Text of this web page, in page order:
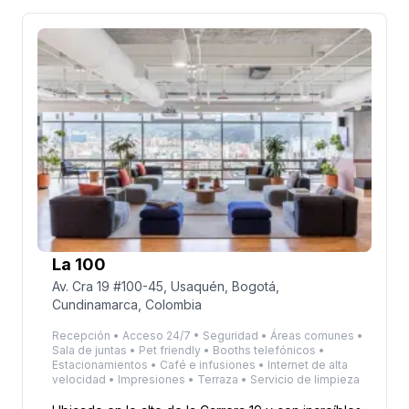
pocos pasos.
La 100
Av. Cra 19 #100-45, Usaquén, Bogotá,
Cundinamarca, Colombia
Recepción • Acceso 24/7 • Seguridad • Áreas comunes •
Sala de juntas • Pet friendly • Booths telefónicos •
Estacionamientos • Café e infusiones • Internet de alta
velocidad • Impresiones • Terraza • Servicio de limpieza